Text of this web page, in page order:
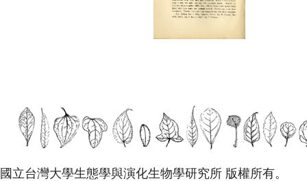
國立台灣大學生態學與演化生物學研究所 版權所有。